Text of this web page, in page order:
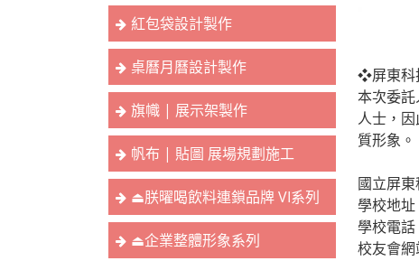
紅包袋設計製作
桌曆月曆設計製作
旗幟 | 展示架製作
帆布 | 貼圖 展場規劃施工
⏏︎朕曜喝飲料連鎖品牌 VI系列
⏏︎企業整體形象系列
❖屏東科
本次委
人士，
質形象。
國立屏
學校地
學校電
校友會